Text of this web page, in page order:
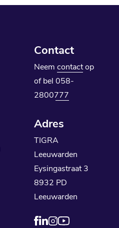
Contact
Neem contactop
of bel 058-
2800777
Adres
TIGRA
Leeuwarden
Eysingastraat 3
8932 PD
Leeuwarden